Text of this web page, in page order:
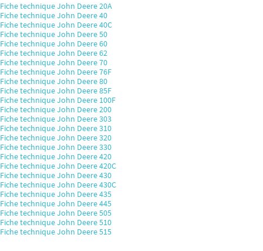
Fiche technique John Deere 20A
Fiche technique John Deere 40
Fiche technique John Deere 40C
Fiche technique John Deere 50
Fiche technique John Deere 60
Fiche technique John Deere 62
Fiche technique John Deere 70
Fiche technique John Deere 76F
Fiche technique John Deere 80
Fiche technique John Deere 85F
Fiche technique John Deere 100F
Fiche technique John Deere 200
Fiche technique John Deere 303
Fiche technique John Deere 310
Fiche technique John Deere 320
Fiche technique John Deere 330
Fiche technique John Deere 420
Fiche technique John Deere 420C
Fiche technique John Deere 430
Fiche technique John Deere 430C
Fiche technique John Deere 435
Fiche technique John Deere 445
Fiche technique John Deere 505
Fiche technique John Deere 510
Fiche technique John Deere 515